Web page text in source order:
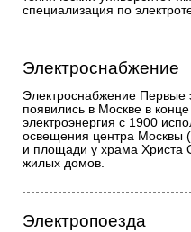
специализация по
Электроснабжение
Электроснабжение Первые
появились в Москве в
электроэнергия с 1900
освещения центра Москвы
и площади у храма Христа
жилых домов.
Электропоезда